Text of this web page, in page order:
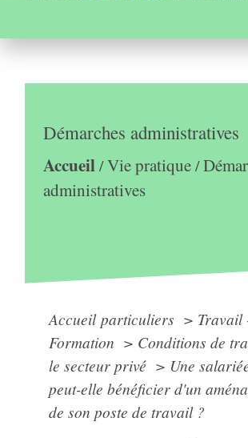
Démarches administratives
Accueil/Vie pratique/
administratives
Accueil particuliers > Travail
Formation > Conditions de
le secteur privé > Une
peut-elle bénéficier d'un
de son poste de travail ?